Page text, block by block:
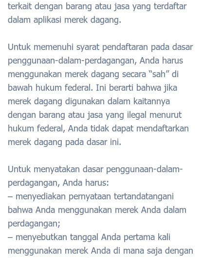
terkait dengan barang atau jasa yang terdaftar
dalam aplikasi merek dagang.
Untuk memenuhi syarat pendaftaran pada dasar
penggunaan-dalam-perdagangan, Anda harus
menggunakan merek dagang secara “sah” di
bawah hukum federal. Ini berarti bahwa jika
merek dagang digunakan dalam kaitannya
dengan barang atau jasa yang ilegal menurut
hukum federal, Anda tidak dapat mendaftarkan
merek dagang pada dasar ini.
Untuk menyatakan dasar penggunaan-dalam-
perdagangan, Anda harus:
– menyediakan pernyataan tertandatangani
bahwa Anda menggunakan merek Anda dalam
perdagangan;
– menyebutkan tanggal Anda pertama kali
menggunakan merek Anda di mana saja dengan